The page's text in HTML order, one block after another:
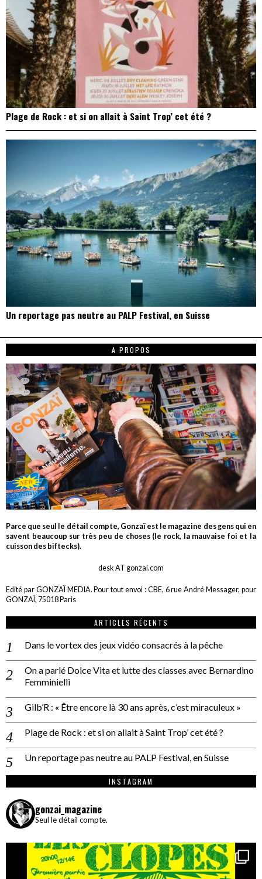
Plage de Rock : et si on allait à Saint Trop’ cet été ?
Un reportage pas neutre au PALP Festival, en Suisse
A PROPOS
Parce que seul le détail compte, Gonzaï est le magazine des gens qui en
savent beaucoup sur très peu de choses (le rock, la mauvaise foi et la
cuisson des biftecks).
desk AT gonzai.com
Edité par GONZAÏ MEDIA. Pour tout envoi : CBE, 6 rue André Messager, pour
GONZAÏ, 75018 Paris
ARTICLES RÉCENTS
Dans le vortex des jeux vidéo consacrés à la pêche
On a parlé Dolce Vita et lutte des classes avec Bernardino
Femminielli
Gilb’R : « Être encore là 30 ans après, c’est miraculeux »
Plage de Rock : et si on allait à Saint Trop’ cet été ?
Un reportage pas neutre au PALP Festival, en Suisse
INSTAGRAM
gonzai_magazine
Seul le détail compte.